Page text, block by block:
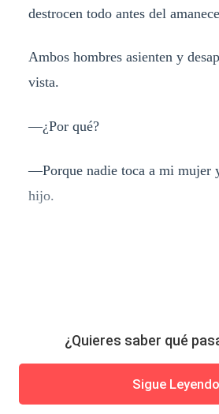
destrocen todo antes del
Ambos hombres asienten y
vista.
—¿Por qué?
—Porque nadie toca a mi mujer
hijo.
¿Quieres saber qué
Sigue Leyendo